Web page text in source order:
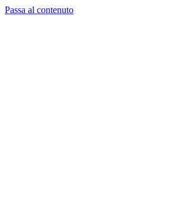
Passa al contenuto